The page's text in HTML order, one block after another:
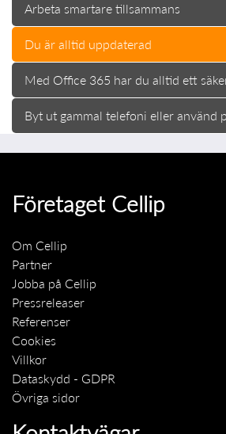
Arbeta smartare tillsammans
Du är alltid uppdaterad
Med Office 365 har du alltid ett
Byt ut gammal telefoni eller använd
Företaget Cellip
Om Cellip
Partner
Jobba på Cellip
Pressreleaser
Referenser
Cookies
Villkor
Dataskydd - GDPR
Övriga sidor